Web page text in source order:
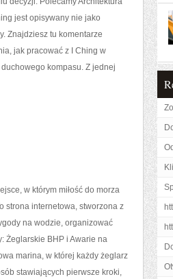
jest opisywany nie jako
Znajdziesz tu komentarze
jak pracować z I Ching w
kompasu. Z jednej
w którym miłość do morza
strona internetowa, stworzona z
na wodzie, organizować
Żeglarskie BHP i Awarie na
marina, w której każdy żeglarz
stawiających pierwsze kroki,